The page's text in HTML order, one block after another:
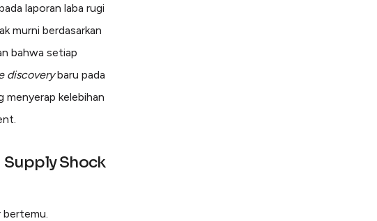
laporan laba rugi
murni berdasarkan
bahwa setiap
discoverybaru pada
menyerap kelebihan
Shock